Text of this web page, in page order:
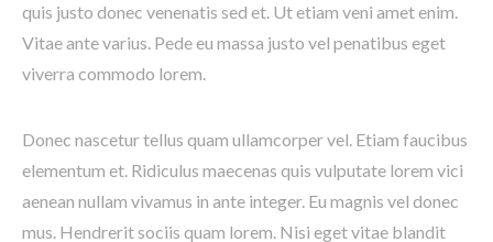
quis justo donec venenatis sed et. Ut etiam veni amet enim.
Vitae ante varius. Pede eu massa justo vel penatibus eget
viverra commodo lorem.
Donec nascetur tellus quam ullamcorper vel. Etiam faucibus
elementum et. Ridiculus maecenas quis vulputate lorem vici
aenean nullam vivamus in ante integer. Eu magnis vel donec
mus. Hendrerit sociis quam lorem. Nisi eget vitae blandit